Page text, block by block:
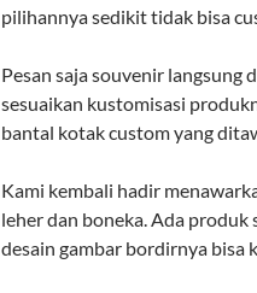
pilihannya sedikit tidak bisa
Pesan saja souvenir langsung
sesuaikan kustomisasi
bantal kotak custom yang
Kami kembali hadir
leher dan boneka. Ada
desain gambar bordirnya bisa